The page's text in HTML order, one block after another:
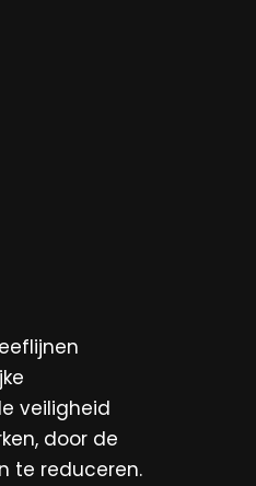
veiligheid
door de
te reduceren.